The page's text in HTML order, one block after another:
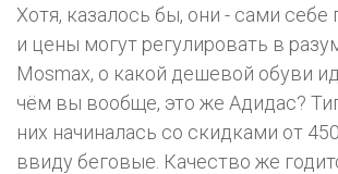
Хотя, казалось бы, они - сами себе
и цены могут регулировать в
Mosmax, о какой дешевой обуви
чём вы вообще, это же Адидас?
них начиналась со скидками от
ввиду беговые. Качество же